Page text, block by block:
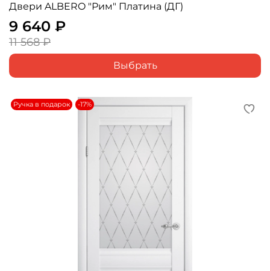
Двери ALBERO "Рим" Платина (ДГ)
9 640 ₽
11 568 ₽
Выбрать
Ручка в подарок -17%